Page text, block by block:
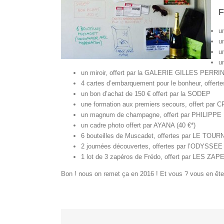
un miroir, offert par la GALERIE GILLES
4 cartes d’embarquement pour le bonheur,
un bon d’achat de 150 € offert par la SODEP
une formation aux premiers secours, offert par
un magnum de champagne, offert par PHILIPPE
un cadre photo offert par AYANA (40 €*)
6 bouteilles de Muscadet, offertes par LE
2 journées découvertes, offertes par
1 lot de 3 zapéros de Frédo, offert par LES
Bon ! nous on remet ça en 2016 ! Et vous ? vous en